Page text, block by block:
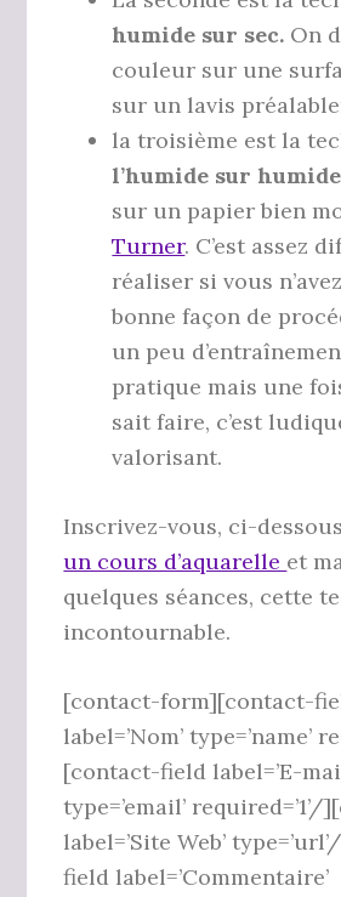
humide sur sec. On
couleur sur une
sur un lavis
la troisième est la
l’humide sur
sur un papier bien
Turner. C’est assez
réaliser si vous
bonne façon de
un peu
pratique mais une
sait faire, c’est
valorisant.
Inscrivez-vous, ci-
un cours d’aquarelle et
quelques séances, cette
incontournable.
[contact-form][contact-
label=’Nom’ type=’name’
[contact-field label=’E-
type=’email’
label=’Site Web’
field label=’Commentaire’